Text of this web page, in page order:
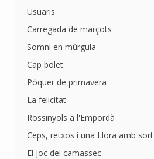
Usuaris
Carregada de marçots
Somni en múrgula
Cap bolet
Póquer de primavera
La felicitat
Rossinyols a l'Empordà
Ceps, retxos i una Llora amb sort
El joc del camassec